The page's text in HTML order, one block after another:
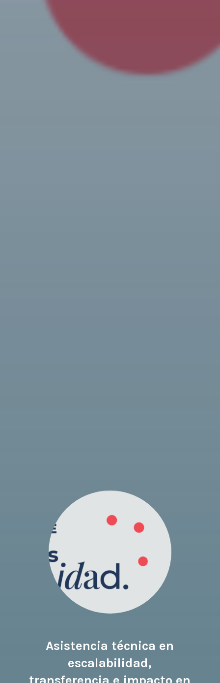
Asistencia técnica en
escalabilidad,